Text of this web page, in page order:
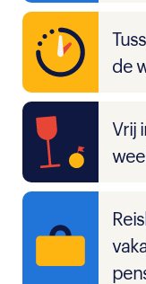
de
Vrij